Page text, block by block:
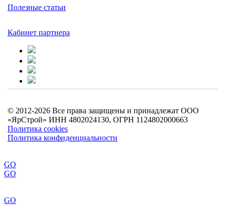
Полезные статьи
Кабинет партнера
© 2012-2026 Все права защищены и принадлежат ООО
«ЯрСтрой» ИНН 4802024130, ОГРН 1124802000663
Политика cookies
Политика конфиденциальности
GO
GO
GO